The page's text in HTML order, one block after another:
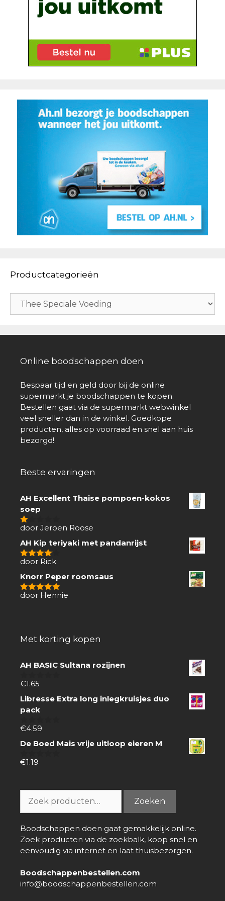
Productcategorieën
Online boodschappen doen
Bespaar tijd en geld door bij de online
supermarkt je boodschappen te kopen.
Bestellen gaat via de supermarkt webwinkel
veel sneller dan in de winkel. Goedkope
producten, alles op voorraad en snel aan huis
bezorgd!
Beste ervaringen
AH Excellent Thaise pompoen-kokos
soep
1
5
door Jeroen Roose
AH Kip teriyaki met pandanrijst
4van 5
door Rick
Knorr Peper roomsaus
5van 5
door Hennie
Met korting kopen
AH BASIC Sultana rozijnen
0
5
€1.65
Libresse Extra long inlegkruisjes duo
pack
0
5
€4.59
De Boed Mais vrije uitloop eieren M
0
€1.19
naar:
Zoeken
Boodschappen doen gaat gemakkelijk online.
Zoek producten via de zoekbalk, koop snel en
eenvoudig via internet en laat thuisbezorgen.
Boodschappenbestellen.com
info@boodschappenbestellen.com